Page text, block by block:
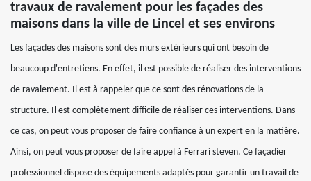
travaux de ravalement pour les façades des
maisons dans la ville de Lincel et ses environs
Les façades des maisons sont des murs extérieurs qui ont besoin de
beaucoup d'entretiens. En effet, il est possible de réaliser des interventions
de ravalement. Il est à rappeler que ce sont des rénovations de la
structure. Il est complètement difficile de réaliser ces interventions. Dans
ce cas, on peut vous proposer de faire confiance à un expert en la matière.
Ainsi, on peut vous proposer de faire appel à Ferrari steven. Ce façadier
professionnel dispose des équipements adaptés pour garantir un travail de